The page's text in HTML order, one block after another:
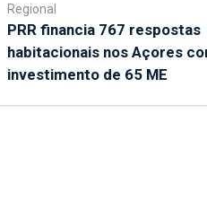
Regional
PRR financia 767 respostas
habitacionais nos Açores
investimento de 65 ME